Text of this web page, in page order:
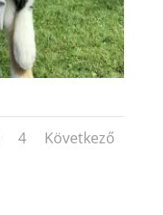
4 Következő